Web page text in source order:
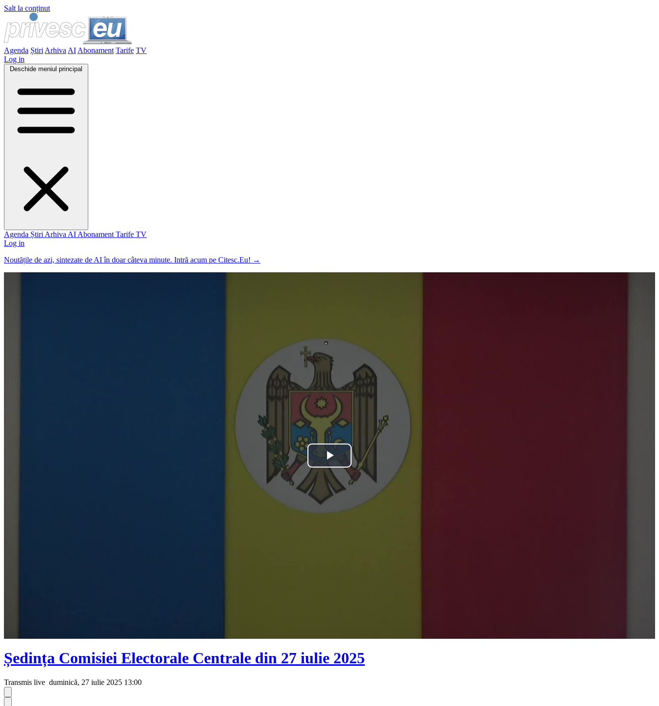
Salt la conținut
Agenda Știri Arhiva AI Abonament Tarife TV
Log in
Deschide meniul principal
Agenda Știri Arhiva AI Abonament Tarife TV
Log in
Noutățile de azi, sintezate de AI în doar câteva minute. Intră acum pe Citesc.Eu! →
Play
Video
Ședința Comisiei Electorale Centrale din 27 iulie 2025
Transmis live duminică, 27 iulie 2025 13:00